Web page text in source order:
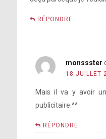
RÉPONDRE
monssster
18 JUILLET
Mais il va y avoir
publicitaire.^^
RÉPONDRE